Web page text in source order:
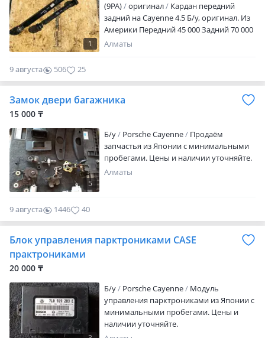
1
(9PA)
оригинал
Кардан передний
задний на Cayenne 4.5 Б/у, оригинал. Из
Америки Передний 45 000 Задний 70 000
Алматы
9 августа 506 25
Замок двери багажника
15 000 ₸
5
Б/y Porsche Cayenne
Продаём
запчастья из Японии с минимальными
пробегами. Цены и наличии уточняйте.
Алматы
9 августа 1446 40
Блок управления парктрониками CASE
практрониками
20 000 ₸
Б/y Porsche Cayenne
Модуль
управления парктрониками из Японии с
минимальными пробегами. Цены и
наличии уточняйте.